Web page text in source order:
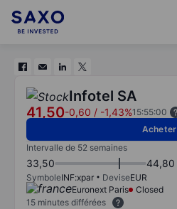
Infotel SA
41,50-0,60 / -1,43%15:55:00
Acheter
Intervalle de 52 semaines
33,50 44,80
SymboleINF:xpar DeviseEUR
Euronext Paris
Closed
15 minutes différées